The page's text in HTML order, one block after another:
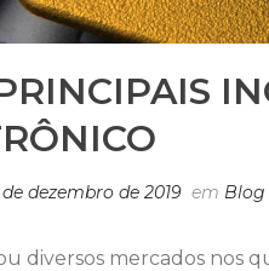
dezembro de 2019 em Blog
diversos mercados nos